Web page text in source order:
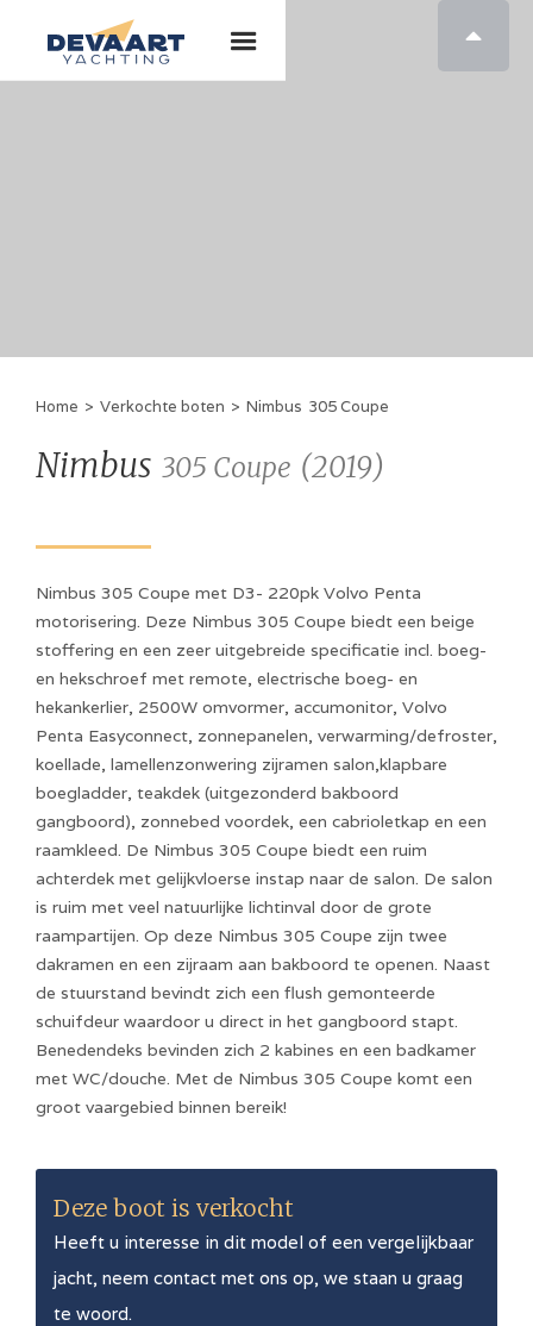

Home > Verkochte boten > Nimbus 305 Coupe
Nimbus 305 Coupe (2019)
Nimbus 305 Coupe met D3- 220pk Volvo Penta
motorisering. Deze Nimbus 305 Coupe biedt een beige
stoffering en een zeer uitgebreide specificatie incl. boeg-
en hekschroef met remote, electrische boeg- en
hekankerlier, 2500W omvormer, accumonitor, Volvo
Penta Easyconnect, zonnepanelen, verwarming/defroster,
koellade, lamellenzonwering zijramen salon,klapbare
boegladder, teakdek (uitgezonderd bakboord
gangboord), zonnebed voordek, een cabrioletkap en een
raamkleed. De Nimbus 305 Coupe biedt een ruim
achterdek met gelijkvloerse instap naar de salon. De salon
is ruim met veel natuurlijke lichtinval door de grote
raampartijen. Op deze Nimbus 305 Coupe zijn twee
dakramen en een zijraam aan bakboord te openen. Naast
de stuurstand bevindt zich een flush gemonteerde
schuifdeur waardoor u direct in het gangboord stapt.
Benedendeks bevinden zich 2 kabines en een badkamer
met WC/douche. Met de Nimbus 305 Coupe komt een
groot vaargebied binnen bereik!
Deze boot is verkocht
Heeft u interesse in dit model of een vergelijkbaar
jacht, neem contact met ons op, we staan u graag
te woord.